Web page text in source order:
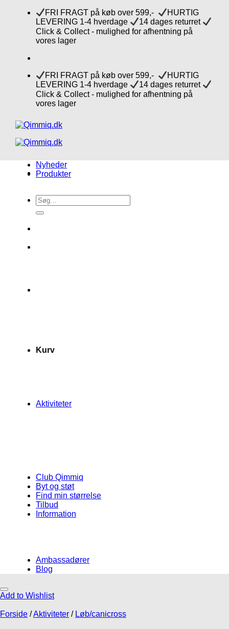
FRI FRAGT på køb over 599,-
HURTIG
LEVERING 1-4 hverdage
14 dages returret
Click & Collect - mulighed for afhentning på
vores lager
FRI FRAGT på køb over 599,-
HURTIG
LEVERING 1-4 hverdage
14 dages returret
Click & Collect - mulighed for afhentning på
vores lager
Søg
efter:
Kurv
Nyheder
Produkter
Aktiviteter
Club Qimmiq
Byt og støt
Find min størrelse
Tilbud
Information
Ambassadører
Blog
Måske kunne nogle af disse produkter
have din interesse?
Add to Wishlist
Forside /Aktiviteter / Løb/canicross